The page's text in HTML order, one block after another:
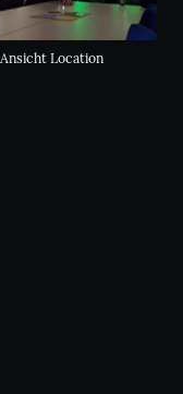
Ansicht Location